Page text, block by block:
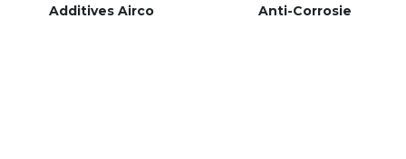
Additives Airco Anti-Corrosie